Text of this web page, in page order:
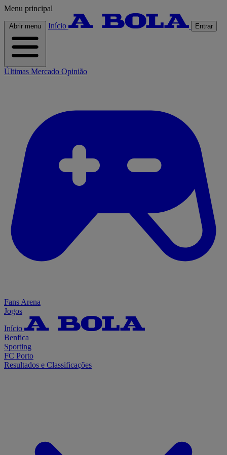
Menu principal
Abrir menu Início Entrar
Últimas Mercado Opinião
Fans Arena
Jogos
Início
Benfica
Sporting
FC Porto
Resultados e Classificações